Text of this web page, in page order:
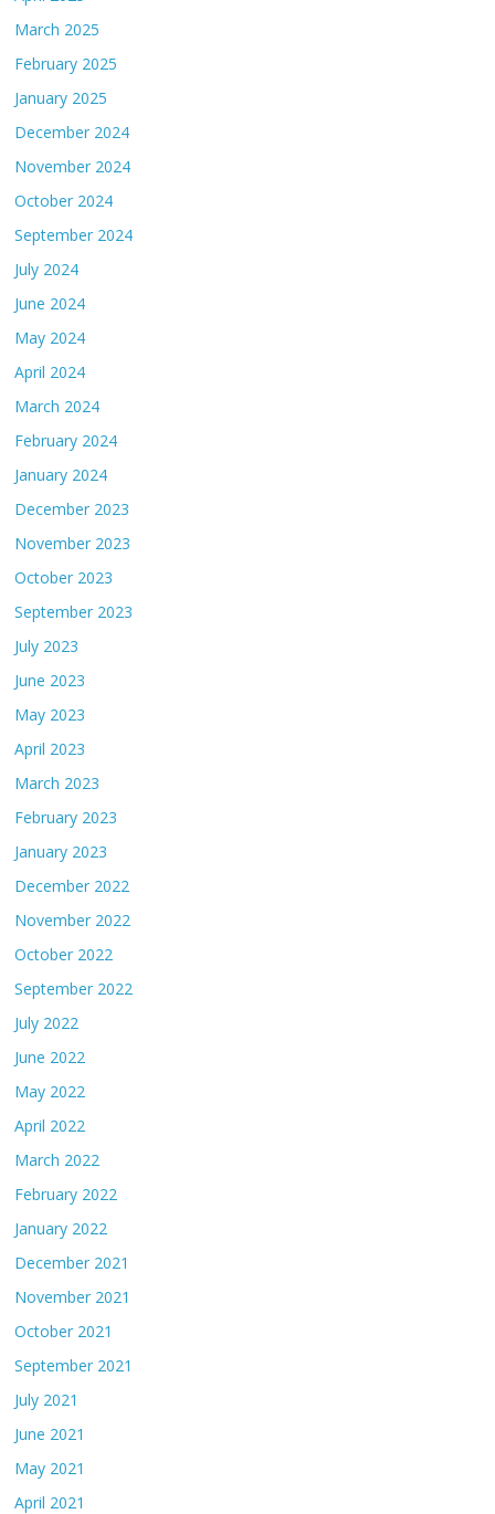
March 2025
February 2025
January 2025
December 2024
November 2024
October 2024
September 2024
July 2024
June 2024
May 2024
April 2024
March 2024
February 2024
January 2024
December 2023
November 2023
October 2023
September 2023
July 2023
June 2023
May 2023
April 2023
March 2023
February 2023
January 2023
December 2022
November 2022
October 2022
September 2022
July 2022
June 2022
May 2022
April 2022
March 2022
February 2022
January 2022
December 2021
November 2021
October 2021
September 2021
July 2021
June 2021
May 2021
April 2021